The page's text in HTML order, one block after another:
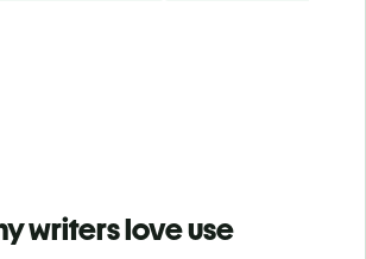
writers love use